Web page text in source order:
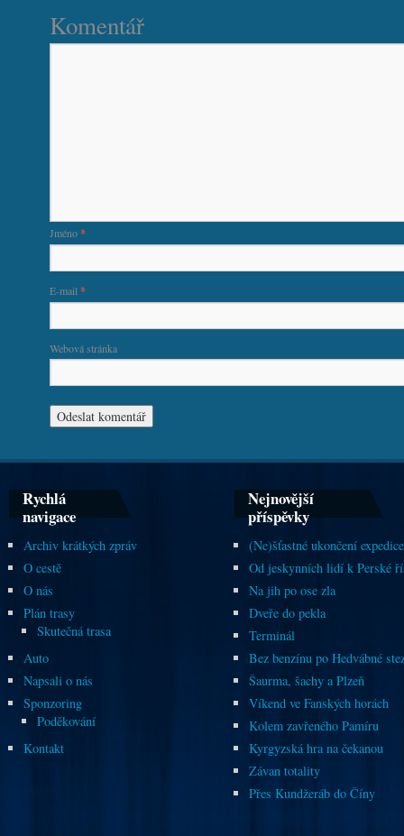
Komentář
Jméno*
E-mail *
Webová stránka
Rychlá
navigace
Archiv krátkých zpráv
O cestě
O nás
Plán trasy
Skutečná trasa
Auto
Napsali o nás
Sponzoring
Poděkování
Kontakt
Nejnovější
příspěvky
(Ne)šťastné ukončení expedice
Od jeskynních lidí k Perské
Na jih po ose zla
Dveře do pekla
Terminál
Bez benzínu po Hedvábné
Šaurma, šachy a Plzeň
Víkend ve Fanských horách
Kolem zavřeného Pamíru
Kyrgyzská hra na čekanou
Závan totality
Přes Kundžeráb do Číny